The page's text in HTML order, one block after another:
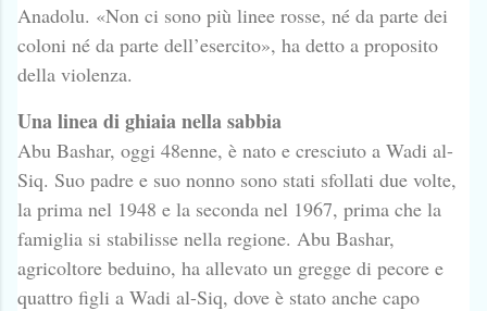
Anadolu. «Non ci sono più linee rosse, né da parte dei
coloni né da parte dell’esercito», ha detto a proposito
della violenza.
Una linea di ghiaia nella sabbia
Abu Bashar, oggi 48enne, è nato e cresciuto a Wadi al-
Siq. Suo padre e suo nonno sono stati sfollati due volte,
la prima nel 1948 e la seconda nel 1967, prima che la
famiglia si stabilisse nella regione. Abu Bashar,
agricoltore beduino, ha allevato un gregge di pecore e
quattro figli a Wadi al-Siq, dove è stato anche capo